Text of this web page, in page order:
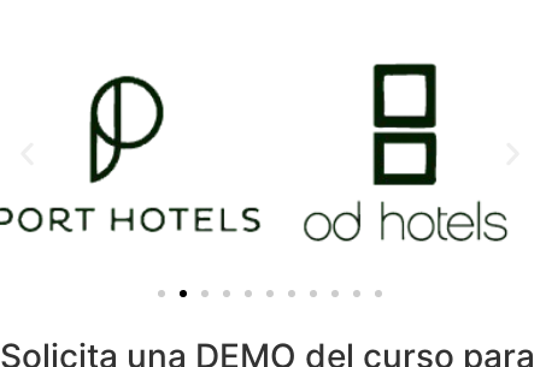
Solicita una DEMO del curso para